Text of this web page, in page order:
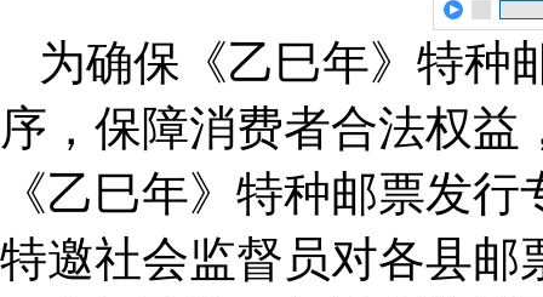
为确保《乙巳年》特种
序，保障消费者合法权
《乙巳年》特种邮票发
特邀社会监督员对各县邮